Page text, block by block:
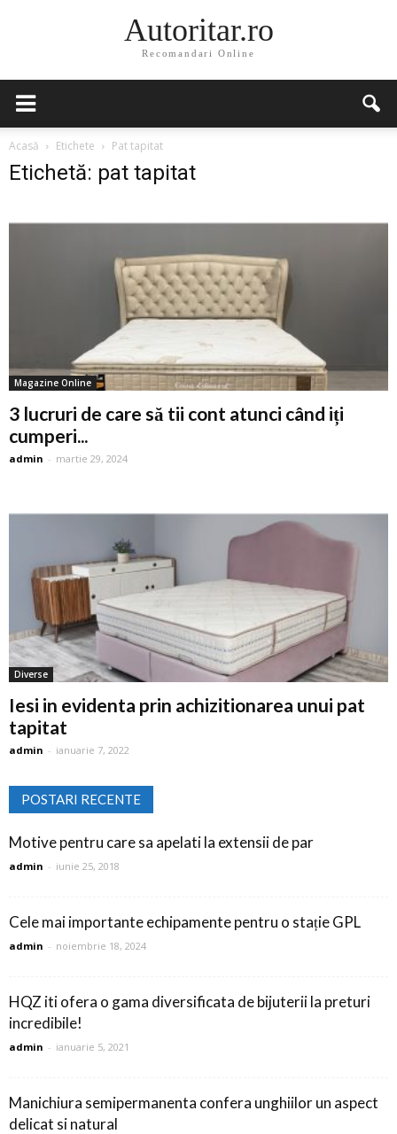
Autoritar.ro
Recomandari Online
Acasă Etichete Pat tapitat
Etichetă: pat tapitat
Magazine Online
3 lucruri de care să tii cont atunci când iți
cumperi...
admin - martie 29, 2024
Diverse
Iesi in evidenta prin achizitionarea unui pat
tapitat
admin - ianuarie 7, 2022
POSTARI RECENTE
Motive pentru care sa apelati la extensii de par
admin - iunie 25, 2018
Cele mai importante echipamente pentru o stație GPL
admin - noiembrie 18, 2024
HQZ iti ofera o gama diversificata de bijuterii la preturi
incredibile!
admin - ianuarie 5, 2021
Manichiura semipermanenta confera unghiilor un aspect
delicat si natural